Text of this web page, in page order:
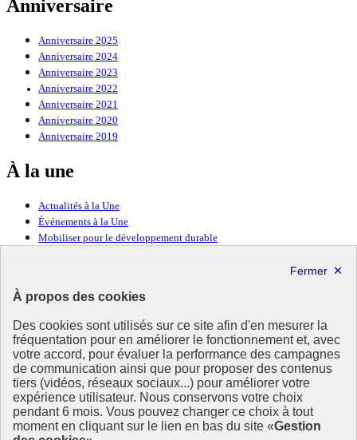
À propos des cookies
Des cookies sont utilisés sur ce site afin d'en mesurer la
fréquentation pour en améliorer le fonctionnement et, avec
votre accord, pour évaluer la performance des campagnes
de communication ainsi que pour proposer des contenus
tiers (vidéos, réseaux sociaux...) pour améliorer votre
expérience utilisateur. Nous conservons votre choix
pendant 6 mois. Vous pouvez changer ce choix à tout
moment en cliquant sur le lien en bas du site «Gestion
Anniversaire
Anniversaire 2025
Anniversaire 2024
Anniversaire 2023
Anniversaire 2022
Anniversaire 2021
Anniversaire 2020
Anniversaire 2019
À la une
Actualités à la Une
Événements à la Une
Mobiliser pour le développement durable
Ressources
Ressources
La Méth’ODD
Gouvernement
Ce site propose l’information de référence concernant l’Agenda
2030 et la feuille de route de la France. Il valorise la mobilisation de